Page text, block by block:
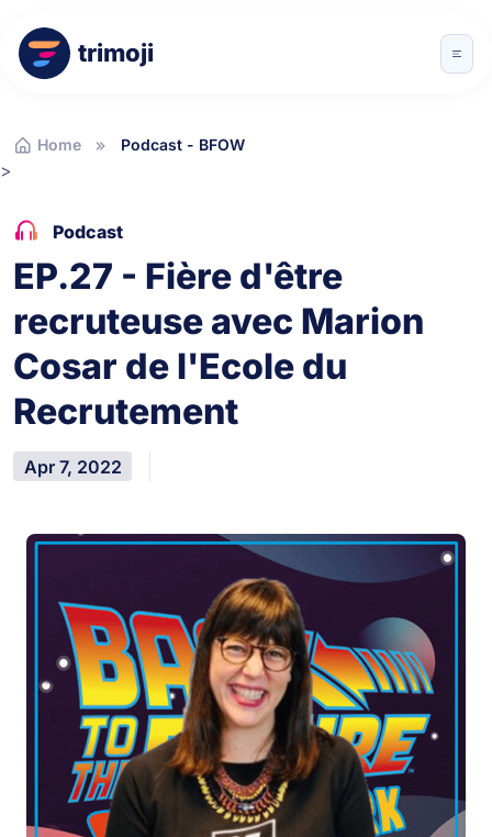
trimoji
Home Podcast - BFOW
>
Podcast
EP.27 - Fière d'être
recruteuse avec Marion
Cosar de l'Ecole du
Recrutement
Apr 7, 2022